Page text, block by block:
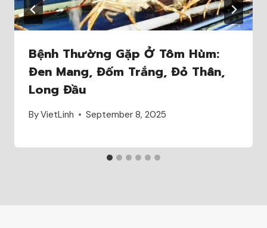
Bệnh Thường Gặp Ở Tôm Hùm:
Đen Mang, Đốm Trắng, Đỏ Thân,
Long Đầu
ByVietLinh September 8, 2025